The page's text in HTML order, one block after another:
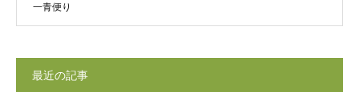
一青便り
最近の記事